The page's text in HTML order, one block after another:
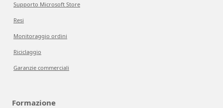
Supporto Microsoft Store
Resi
Monitoraggio ordini
Riciclaggio
Garanzie commerciali
Formazione